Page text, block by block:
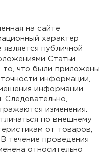
на сайте
характер
является публичной
Статьи
что были приложены
информации,
информации
Следовательно,
изменения.
по внешнему
от товаров,
течение проведения
относительно